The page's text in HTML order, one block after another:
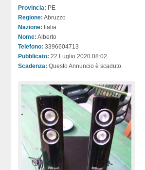
Provincia: PE
Regione: Abruzzo
Nazione: Italia
Nome: Alberto
Telefono: 3396604713
Pubblicato: 22 Luglio 2020 08:02
Scadenza: Questo Annuncio è scaduto.